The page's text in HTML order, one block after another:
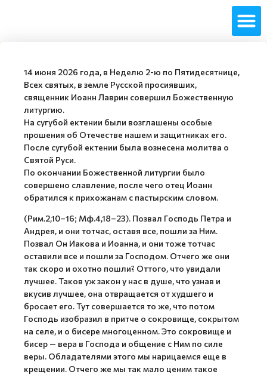
14 июня 2026 года, в Неделю 2-ю по Пятидесятнице,
Всех святых, в земле Русской просиявших,
священник Иоанн Лаврин совершил Божественную
литургию.
На сугубой ектении были возглашены особые
прошения об Отечестве нашем и защитниках его.
После сугубой ектении была вознесена молитва о
Святой Руси.
По окончании Божественной литургии было
совершено славление, после чего отец Иоанн
обратился к прихожанам с пастырским словом.
(Рим.2,10–16; Мф.4,18–23). Позвал Господь Петра и
Андрея, и они тотчас, оставя все, пошли за Ним.
Позвал Он Иакова и Иоанна, и они тоже тотчас
оставили все и пошли за Господом. Отчего же они
так скоро и охотно пошли? Оттого, что увидали
лучшее. Таков уж закон у нас в душе, что узнав и
вкусив лучшее, она отвращается от худшего и
бросает его. Тут совершается то же, что потом
Господь изобразил в притче о сокровище, сокрытом
на селе, и о бисере многоценном. Это сокровище и
бисер — вера в Господа и общение с Ним по силе
веры. Обладателями этого мы нарицаемся еще в
крещении. Отчего же мы так мало ценим такое